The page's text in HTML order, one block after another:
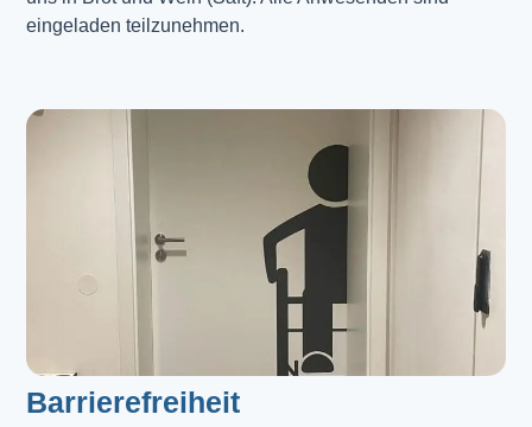
eingeladen teilzunehmen.
Barrierefreiheit